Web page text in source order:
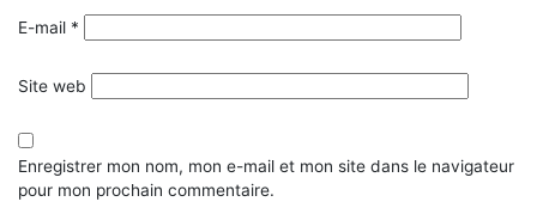
E-mail *
Site web
Enregistrer mon nom, mon e-mail et mon site dans le navigateur
pour mon prochain commentaire.